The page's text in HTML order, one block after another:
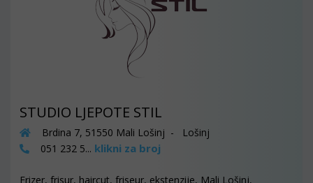
STUDIO LJEPOTE STIL
Brdina 7, 51550 Mali Lošinj - Lošinj
051 232 5... klikni za broj
Frizer, frisur, haircut, friseur, ekstenzije, Mali Lošinj,